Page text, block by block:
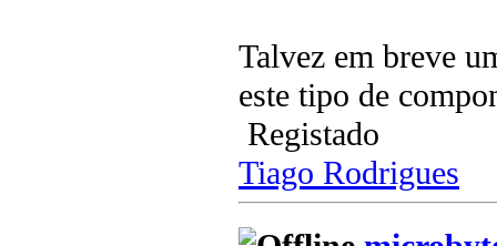
Talvez em breve
este tipo de
Registado
Tiago Rodrigues